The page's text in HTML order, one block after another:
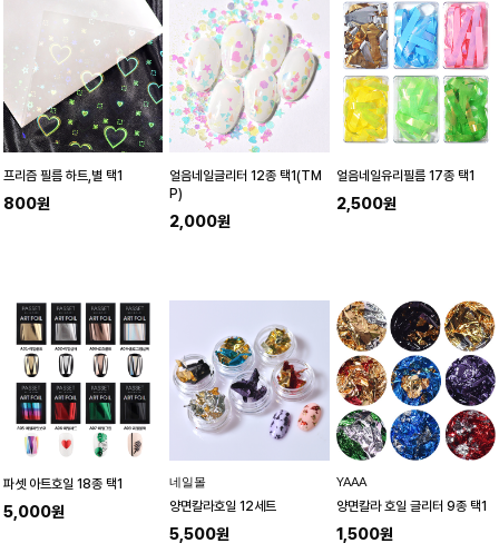
프리즘 필름 하트,별 택1
800원
얼음네일글리터 12종 택1(TM
P)
2,000원
얼음네일유리필름 17종 택1
2,500원
파셋 아트호일 18종 택1
5,000원
네일몰
양면칼라호일 12세트
5,500원
YAAA
양면칼라 호일 글리터 9종 택1
1,500원